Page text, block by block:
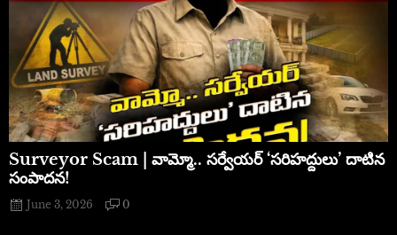
​Surveyor Scam | వామ్మో.. సర్వేయర్ ‘సరిహద్దులు’ దాటిన
సంపాదన!
June 3, 2026 0